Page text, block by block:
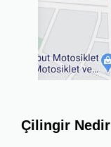
Çilingir Nedir